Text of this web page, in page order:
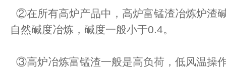
②在所有高炉产品中，高炉富锰渣冶炼炉渣
自然碱度冶炼，碱度一般小于0.4。
③高炉冶炼富锰渣一般是高负荷，低风温操